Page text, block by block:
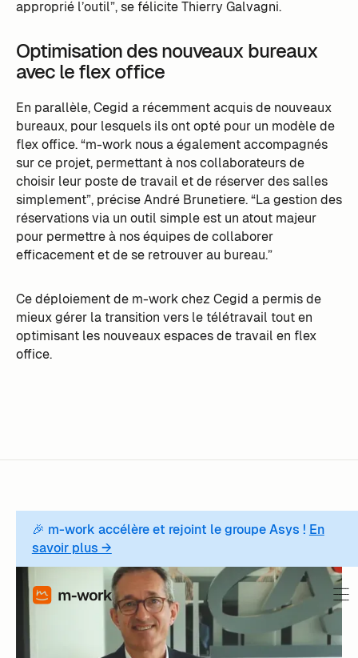
approprié l’outil”, se félicite Thierry Galvagni.
Optimisation des nouveaux bureaux
avec le flex office
En parallèle, Cegid a récemment acquis de nouveaux
bureaux, pour lesquels ils ont opté pour un modèle de
flex office. “m-work nous a également accompagnés
sur ce projet, permettant à nos collaborateurs de
choisir leur poste de travail et de réserver des salles
simplement”, précise André Brunetiere. “La gestion des
réservations via un outil simple est un atout majeur
pour permettre à nos équipes de collaborer
efficacement et de se retrouver au bureau.”
Ce déploiement de m-work chez Cegid a permis de
mieux gérer la transition vers le télétravail tout en
optimisant les nouveaux espaces de travail en flex
office.
🎉 m-work accélère et rejoint le groupe Asys ! En
savoir plus →
À lire aussi